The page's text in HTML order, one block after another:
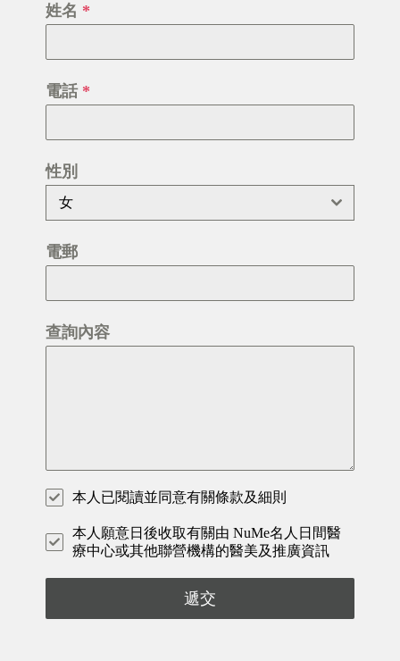
姓名 *
電話 *
性別
女
電郵
查詢內容
本人已閱讀並同意有關條款及細則
本人願意日後收取有關由 NuMe名人日間醫
療中心或其他聯營機構的醫美及推廣資訊
遞交